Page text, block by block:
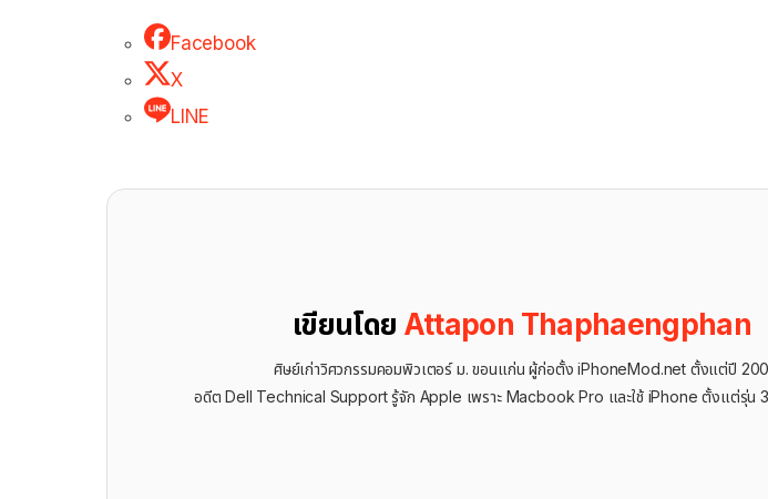
Facebook
X
LINE
เขียนโดย Attapon Thaphaengphan
ศิษย์เก่าวิศวกรรมคอมพิวเตอร์ ม. ขอนแก่น ผู้ก่อตั้ง iPhoneMod.net ตั้งแต่ปี
อดีต Dell Technical Support รู้จัก ​Apple เพราะ Macbook Pro และใช้ iPhone ตั้งแต่รุ่น